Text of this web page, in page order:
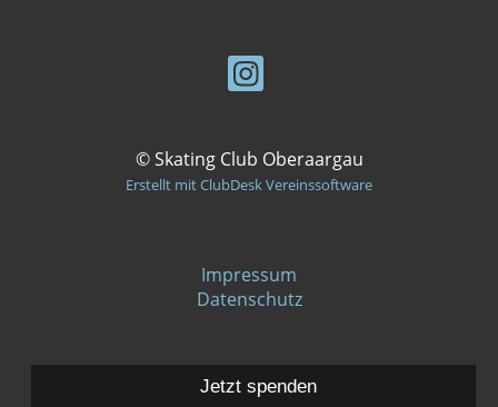
© Skating Club Oberaargau
Erstellt mit ClubDesk Vereinssoftware
Impressum
Datenschutz